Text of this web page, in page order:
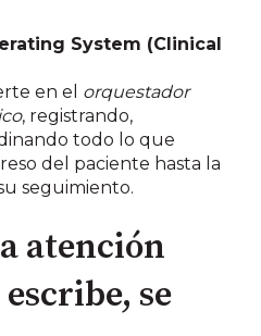
System (Clinical
en el orquestador
, registrando,
todo lo que
del paciente hasta la
seguimiento.
atención
se